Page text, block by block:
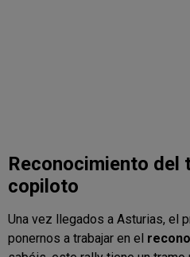
Reconocimiento del
copiloto
Una vez llegados a Asturias, el
ponernos a trabajar en el